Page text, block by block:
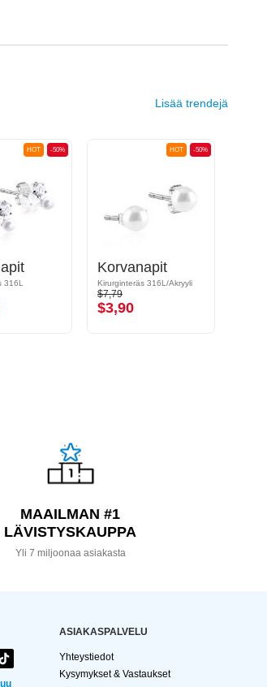
Lisää trendejä
-50%
HOT
316L
-50%
HOT
Korvanapit
Kirurginteräs 316L/Akryyli
$7,79
$3,90
MAAILMAN #1
LÄVISTYSKAUPPA
Yli 7 miljoonaa asiakasta
ASIAKASPALVELU
Yhteystiedot
Kysymykset & Vastaukset